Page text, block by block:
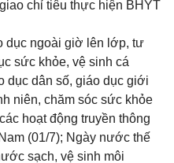
chỉ tiêu thực hiện BHYT
dục ngoài giờ lên lớp, tư
sức khỏe, vệ sinh cá
dục dân số, giáo dục giới
niên, chăm sóc sức khỏe
hoạt động truyền thông
(01/7); Ngày nước thế
sạch, vệ sinh môi